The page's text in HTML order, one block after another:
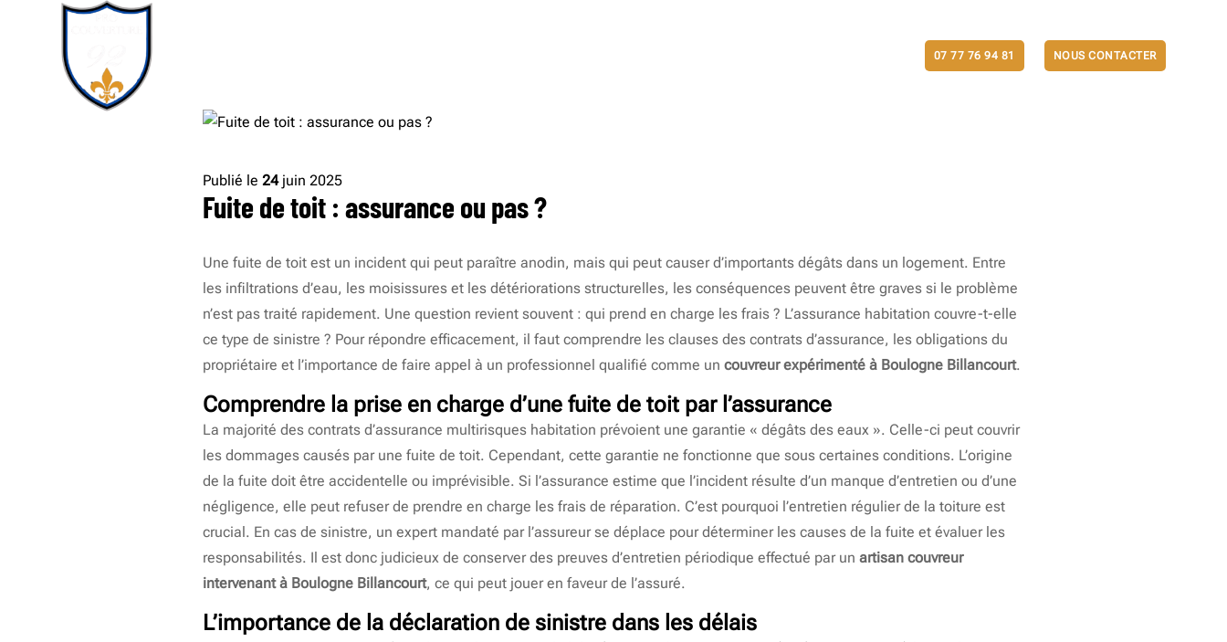
07 77 76 94 81 NOUS CONTACTER
Publié le 24juin 2025
Fuite de toit : assurance ou pas ?
Une fuite de toit est un incident qui peut paraître anodin, mais qui peut causer d’importants dégâts dans un logement. Entre
les infiltrations d’eau, les moisissures et les détériorations structurelles, les conséquences peuvent être graves si le problème
n’est pas traité rapidement. Une question revient souvent : qui prend en charge les frais ? L’assurance habitation couvre-t-elle
ce type de sinistre ? Pour répondre efficacement, il faut comprendre les clauses des contrats d’assurance, les obligations du
propriétaire et l’importance de faire appel à un professionnel qualifié comme un couvreur expérimenté à Boulogne Billancourt.
Comprendre la prise en charge d’une fuite de toit par l’assurance
La majorité des contrats d’assurance multirisques habitation prévoient une garantie « dégâts des eaux ». Celle-ci peut couvrir
les dommages causés par une fuite de toit. Cependant, cette garantie ne fonctionne que sous certaines conditions. L’origine
de la fuite doit être accidentelle ou imprévisible. Si l’assurance estime que l’incident résulte d’un manque d’entretien ou d’une
négligence, elle peut refuser de prendre en charge les frais de réparation. C’est pourquoi l’entretien régulier de la toiture est
crucial. En cas de sinistre, un expert mandaté par l’assureur se déplace pour déterminer les causes de la fuite et évaluer les
responsabilités. Il est donc judicieux de conserver des preuves d’entretien périodique effectué par un artisan couvreur
intervenant à Boulogne Billancourt, ce qui peut jouer en faveur de l’assuré.
L’importance de la déclaration de sinistre dans les délais